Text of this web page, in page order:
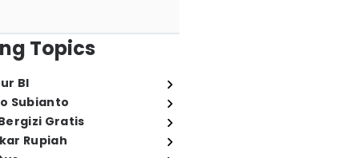
Topics
BI
Subianto
Gratis
Rupiah